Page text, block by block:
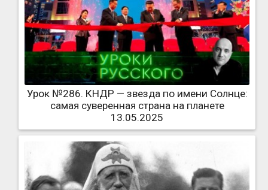
Урок №286. КНДР — звезда по имени Солнце:
самая суверенная страна на планете
13.05.2025